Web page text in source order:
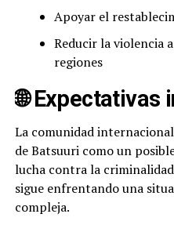
Apoyar el
Reducir la violencia
regiones
🌐 Expectativas
La comunidad
de Batsuuri como un
lucha contra la
sigue enfrentando una
compleja.